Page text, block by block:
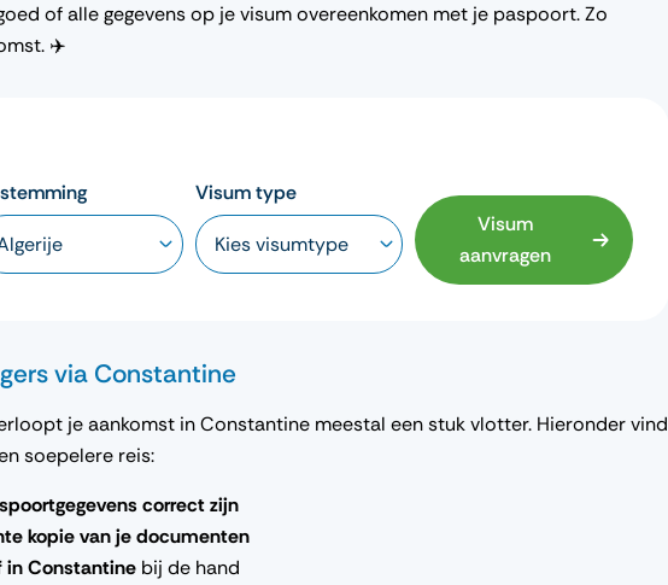
of alle gegevens op je visum overeenkomen met je paspoort. Zo
✈️
Visum type
Visum
aanvragen
via Constantine
je aankomst in Constantine meestal een stuk vlotter. Hieronder vind
soepelere reis:
correct zijn
kopie van je documenten
in Constantine bij de hand